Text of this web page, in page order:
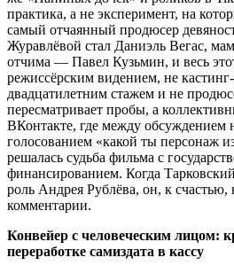
практика, а не эксперимент, на
самый отчаянный продюсер
Журавлёвой стал Даниэль Вегас,
отчима — Павел Кузьмин, и весь
режиссёрским видением, не
двадцатилетним стажем и не
пересматривает пробы, а
ВКонтакте, где между обсуждением
голосованием «какой ты персонаж
решалась судьба фильма с
финансированием. Когда
роль Андрея Рублёва, он, к счастью,
комментарии.
Конвейер с человеческим лицом:
переработке самиздата в кассу